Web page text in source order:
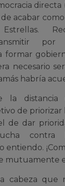
acabar
formar
necesario
habría
la
de priorizar
de dar
contra
entiendo.
mutuamente
cabeza que